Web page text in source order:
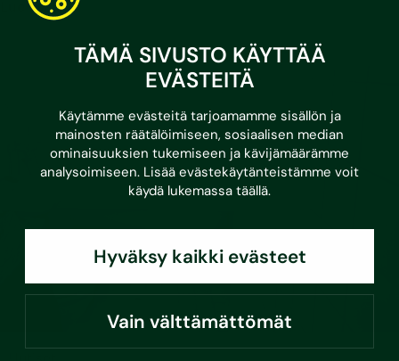
TÄMÄ SIVUSTO KÄYTTÄÄ
EVÄSTEITÄ
Käytämme evästeitä tarjoamamme sisällön ja
mainosten räätälöimiseen, sosiaalisen median
ominaisuuksien tukemiseen ja kävijämäärämme
analysoimiseen. Lisää evästekäytänteistämme voit
käydä lukemassa täällä.
Hyväksy kaikki evästeet
Vain välttämättömät
Lue lisää